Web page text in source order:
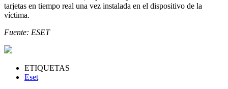
tarjetas en tiempo real una vez instalada en el dispositivo de la
víctima.
Fuente: ESET
ETIQUETAS
Eset